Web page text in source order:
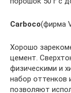
Carboco(фирма
Хорошо
цемент.
физическими и
набор оттенков
позволяют